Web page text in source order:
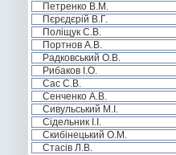
Петренко В.М.
Пєрєдєрій В.Г.
Поліщук С.В.
Портнов А.В.
Радковський О.В.
Рибаков І.О.
Сас С.В.
Сенченко А.В.
Сивульський М.І.
Сідельник І.І.
Скибінецький О.М.
Стасів Л.В.